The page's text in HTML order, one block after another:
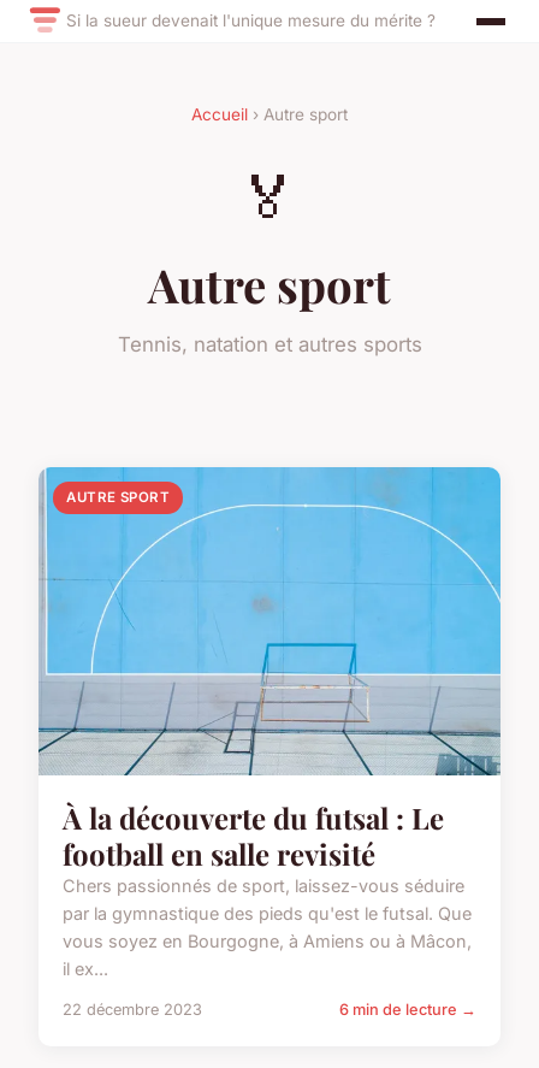
Si la sueur devenait l'unique mesure du mérite ?
Accueil › Autre sport
🏅
Autre sport
Tennis, natation et autres sports
AUTRE SPORT
À la découverte du futsal : Le
football en salle revisité
Chers passionnés de sport, laissez-vous séduire
par la gymnastique des pieds qu'est le futsal. Que
vous soyez en Bourgogne, à Amiens ou à Mâcon,
il ex...
22 décembre 2023 6 min de lecture →